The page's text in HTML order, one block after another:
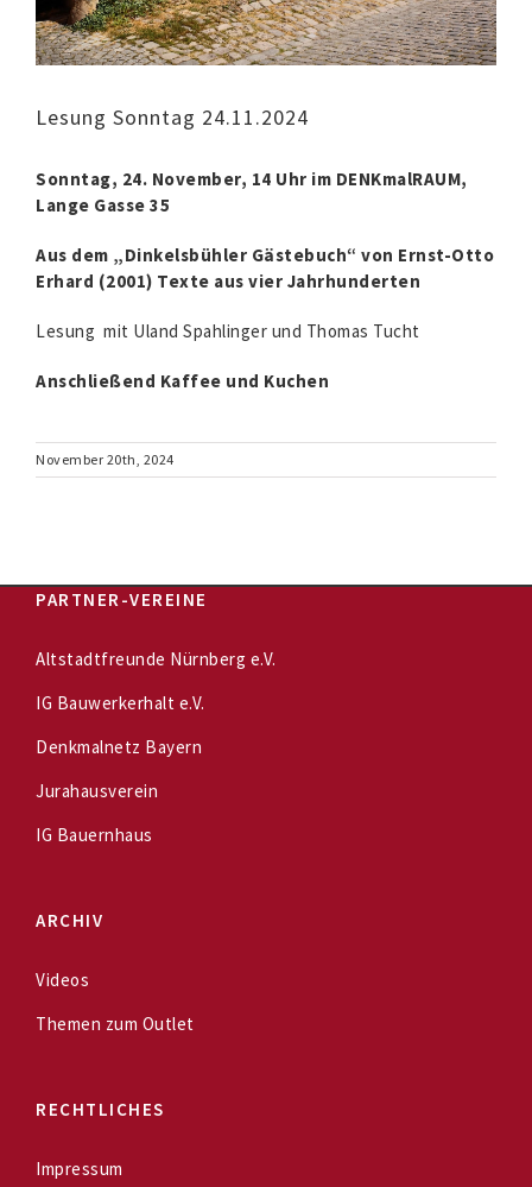
Lesung Sonntag 24.11.2024
Sonntag, 24. November, 14 Uhr im DENKmalRAUM,
Lange Gasse 35
Aus dem „Dinkelsbühler Gästebuch“ von Ernst-Otto
Erhard (2001) Texte aus vier Jahrhunderten
Lesung mit Uland Spahlinger und Thomas Tucht
Anschließend Kaffee und Kuchen
November 20th, 2024
PARTNER-VEREINE
Altstadtfreunde Nürnberg e.V.
IG Bauwerkerhalt e.V.
Denkmalnetz Bayern
Jurahausverein
IG Bauernhaus
ARCHIV
Videos
Themen zum Outlet
RECHTLICHES
Impressum